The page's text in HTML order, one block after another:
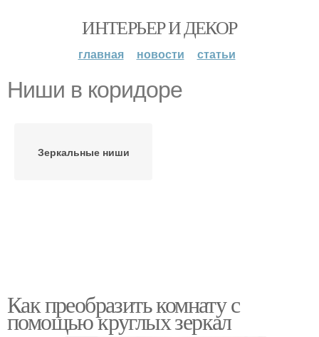
ИНТЕРЬЕР И ДЕКОР
главная новости статьи
Ниши в коридоре
Зеркальные ниши
Как преобразить комнату с
помощью круглых зеркал